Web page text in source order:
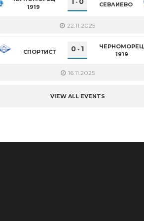
1919
- СЕВЛИЕВО
22.11.2025
СПОРТИСТ 0 - 1
ЧЕРНОМОРЕЦ
1919
16.11.2025
VIEW ALL EVENTS